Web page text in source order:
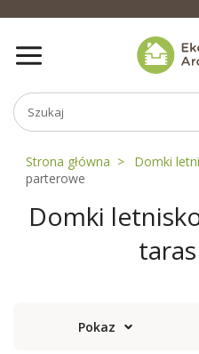
Strona główna Domki
parterowe
Domki
Pokaz